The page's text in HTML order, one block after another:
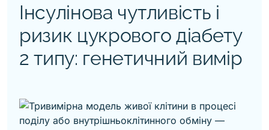
Інсулінова чутливість і
ризик цукрового діабету
2 типу: генетичний вимір